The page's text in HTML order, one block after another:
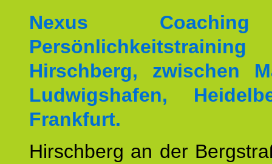
Nexus
Hirschberg, zwischen
Ludwigshafen,
Frankfurt.
Hirschberg an der